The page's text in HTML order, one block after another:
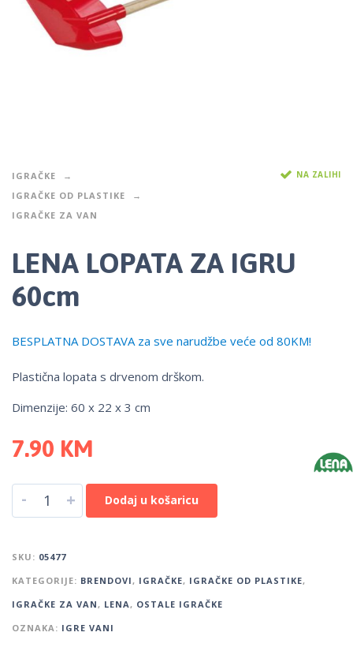
IGRAČKE
IGRAČKE OD PLASTIKE
IGRAČKE ZA VAN
NA ZALIHI
LENA LOPATA ZA IGRU
60cm
BESPLATNA DOSTAVA za sve narudžbe veće od 80KM!
Plastična lopata s drvenom drškom.
Dimenzije: 60 x 22 x 3 cm
7.90 KM
- + Dodaj u košaricu
SKU: 05477
KATEGORIJE: BRENDOVI, IGRAČKE, IGRAČKE OD PLASTIKE,
IGRAČKE ZA VAN, LENA, OSTALE IGRAČKE
OZNAKA: IGRE VANI